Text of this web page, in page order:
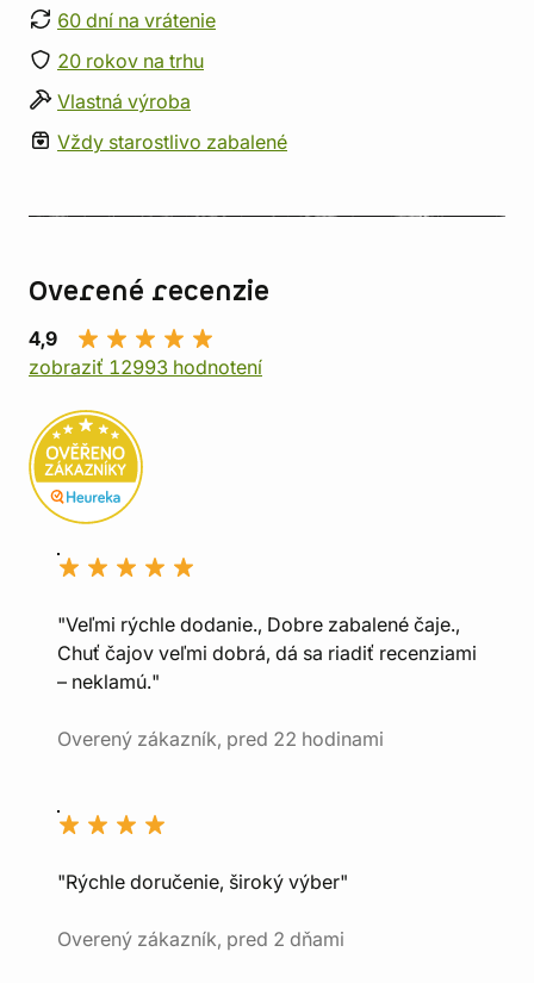
60 dní na vrátenie
20 rokov na trhu
Vlastná výroba
Vždy starostlivo zabalené
Overené recenzie
4,9
zobraziť 12993 hodnotení
"Veľmi rýchle dodanie., Dobre zabalené čaje.,
Chuť čajov veľmi dobrá, dá sa riadiť recenziami
– neklamú."
Overený zákazník, pred 22 hodinami
"Rýchle doručenie, široký výber"
Overený zákazník, pred 2 dňami